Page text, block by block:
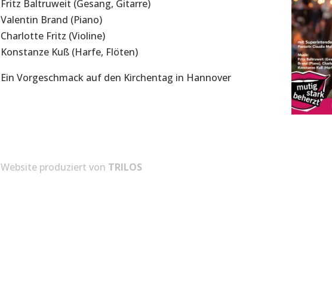
Fritz Baltruweit (Gesang, Gitarre)
Valentin Brand (Piano)
Charlotte Fritz (Violine)
Konstanze Kuß (Harfe, Flöten)
Ein Vorgeschmack auf den Kirchentag in Hannover
Website produziert von TRILOS